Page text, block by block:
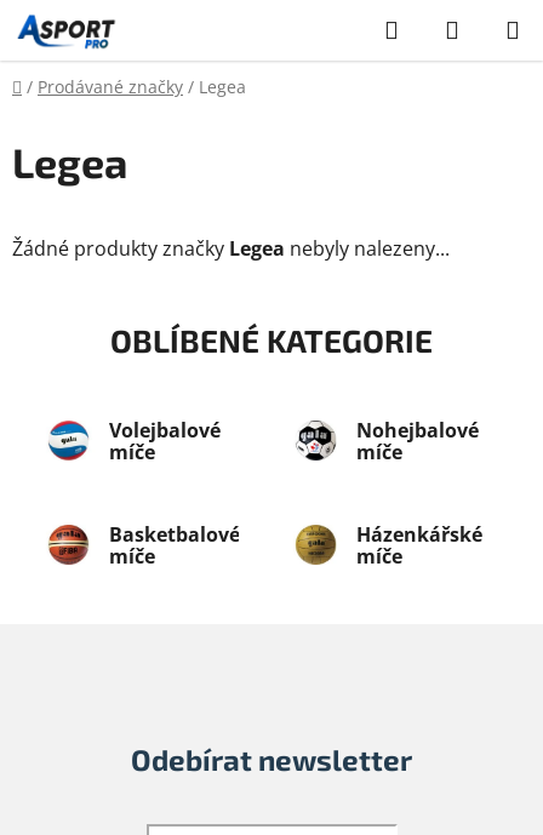
Přejít
na
obsah
Hledat
KOŠÍK
Domů
/ Prodávané značky / Legea
Legea
Žádné produkty značky Legea nebyly nalezeny...
OBLÍBENÉ KATEGORIE
Volejbalové
míče
Nohejbalové
míče
Basketbalové
míče
Házenkářské
míče
Odebírat newsletter